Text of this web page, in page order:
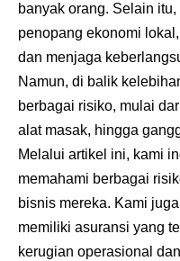
banyak orang. Selain
penopang ekonomi
dan menjaga
Namun, di balik
berbagai risiko, mulai
alat masak, hingga
Melalui artikel ini, kami
memahami berbagai
bisnis mereka. Kami
memiliki asuransi yang
kerugian operasional